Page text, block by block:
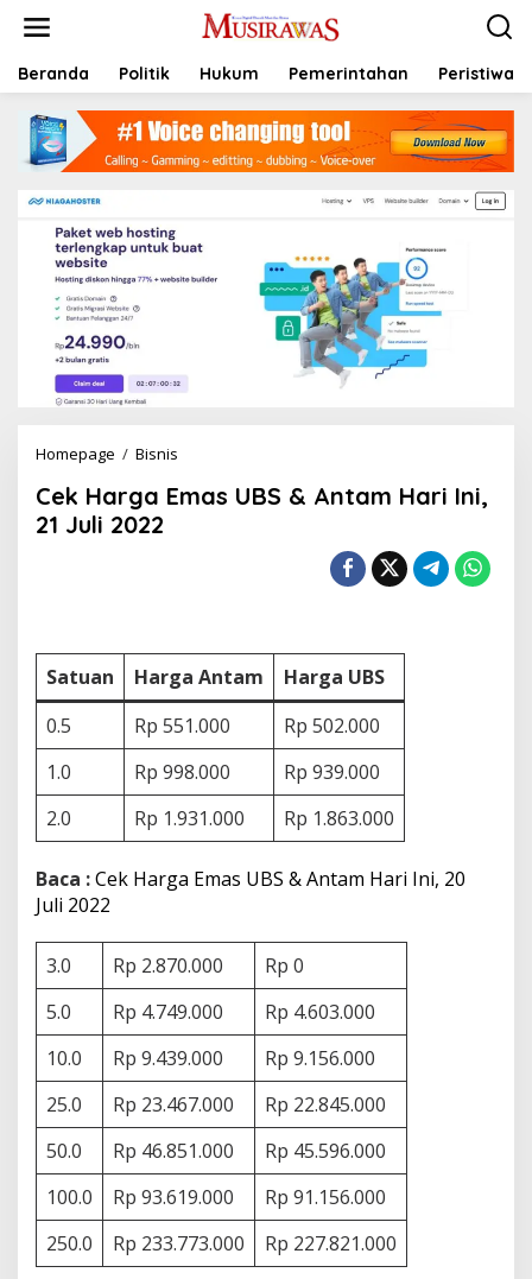
t
Beranda Politik Hukum Pemerintahan Peristiwa
Homepage / Bisnis
k
s
U
B
S
&
A
n
t
m
r
i
I
n
i
,
1
J
l
i
2
0
2
2
Cek Harga Emas UBS & Antam Hari Ini,
21 Juli 2022
Satuan Harga Antam
Harga UBS
0.5
Rp 551.000
Rp 502.000
1.0
Rp 998.000
Rp 939.000
2.0
Rp 1.931.000 Rp 1.863.000
Baca :Cek Harga Emas UBS & Antam Hari Ini, 20
Juli 2022
3.0 Rp 2.870.000
Rp 0
5.0
Rp 4.749.000
Rp 4.603.000
10.0
Rp 9.439.000
Rp 9.156.000
25.0
Rp 23.467.000
Rp 22.845.000
50.0
Rp 46.851.000
Rp 45.596.000
100.0
Rp 93.619.000
Rp 91.156.000
250.0
Rp 233.773.000 Rp 227.821.000